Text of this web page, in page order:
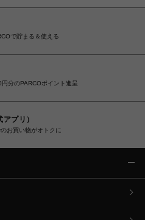
で貯まる＆使える
分のPARCOポイント進呈
プリ）
お買い物がオトクに